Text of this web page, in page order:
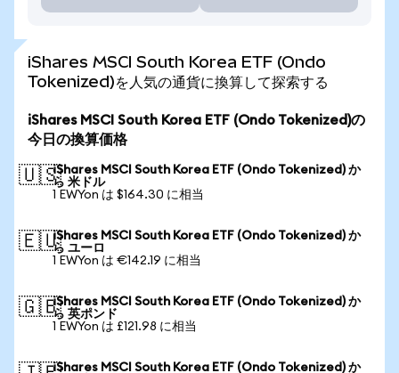
iShares MSCI South Korea ETF (Ondo
Tokenized)を人気の通貨に換算して探索する
iShares MSCI South Korea ETF (Ondo Tokenized)の
今日の換算価格
🇺🇸iShares MSCI South Korea ETF (Ondo Tokenized) か
ら 米ドル
1 EWYon は $164.30 に相当
🇪🇺iShares MSCI South Korea ETF (Ondo Tokenized) か
ら ユーロ
1 EWYon は €142.19 に相当
🇬🇧iShares MSCI South Korea ETF (Ondo Tokenized) か
ら 英ポンド
1 EWYon は £121.98 に相当
iShares MSCI South Korea ETF (Ondo Tokenized) か